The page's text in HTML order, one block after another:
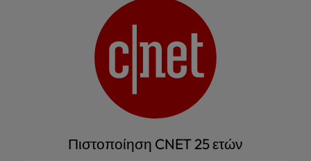
Πιστοποίηση CNET 25 ετών